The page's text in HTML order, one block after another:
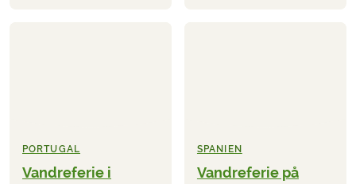
PORTUGAL
Vandreferie i
SPANIEN
Vandreferie på